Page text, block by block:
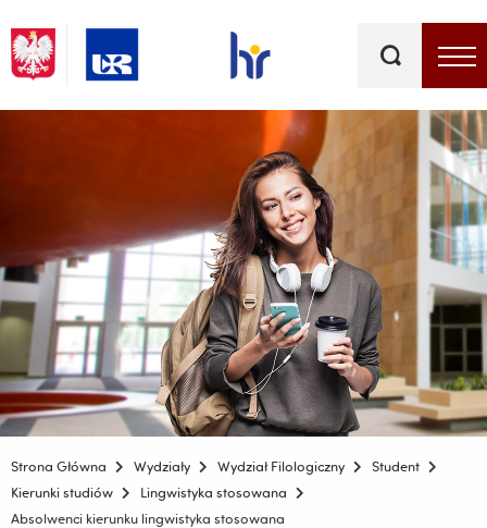
kluczowe
Strona Główna Wydziały Wydział Filologiczny
Student
Kierunki studiów
Lingwistyka stosowana
Absolwenci kierunku lingwistyka stosowana